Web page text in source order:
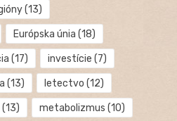
(13)
Európska únia (18)
(17) investície (7)
(13) letectvo (12)
(13) metabolizmus (10)